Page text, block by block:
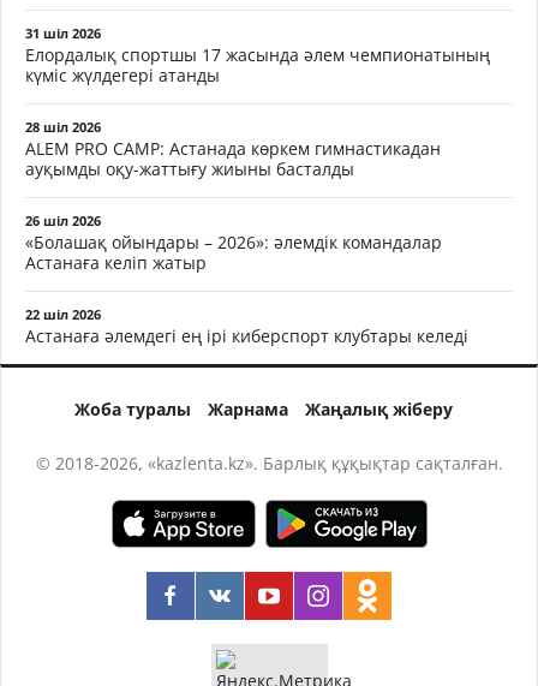
31 шіл 2026
Елордалық спортшы 17 жасында әлем чемпионатының
күміс жүлдегері атанды
28 шіл 2026
ALEM PRO CAMP: Астанада көркем гимнастикадан
ауқымды оқу-жаттығу жиыны басталды
26 шіл 2026
«Болашақ ойындары – 2026»: әлемдік командалар
Астанаға келіп жатыр
22 шіл 2026
Астанаға әлемдегі ең ірі киберспорт клубтары келеді
Жоба туралы Жарнама Жаңалық жіберу
© 2018-2026, «kazlenta.kz». Барлық құқықтар сақталған.